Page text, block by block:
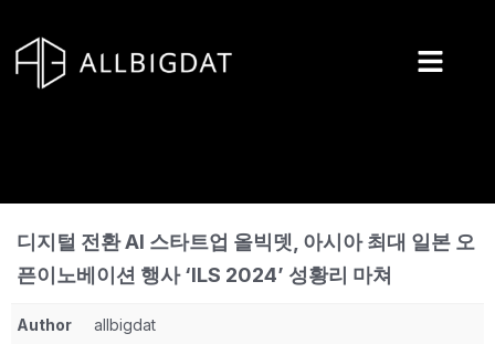
츠
디지털 전환 AI 스타트업 올빅뎃, 아시아 최대 일본 오
픈이노베이션 행사 ‘ILS 2024’ 성황리 마쳐
Author allbigdat